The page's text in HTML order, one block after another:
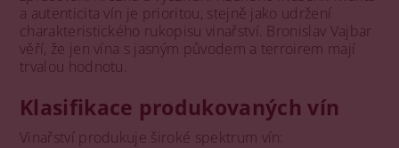
a autenticita vín je prioritou, stejně jako udržení
charakteristického rukopisu vinařství. Bronislav Vajbar
věří, že jen vína s jasným původem a terroirem mají
trvalou hodnotu.
Klasifikace produkovaných vín
Vinařství produkuje široké spektrum vín: